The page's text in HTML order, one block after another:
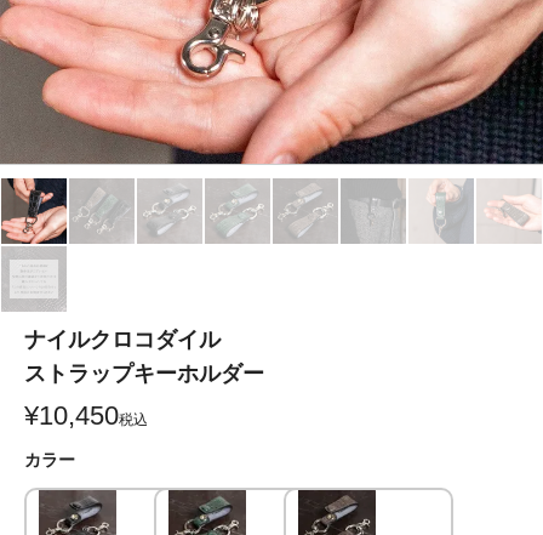
ナイルクロコダイル
ストラップキーホルダー
¥10,450税込
カラー